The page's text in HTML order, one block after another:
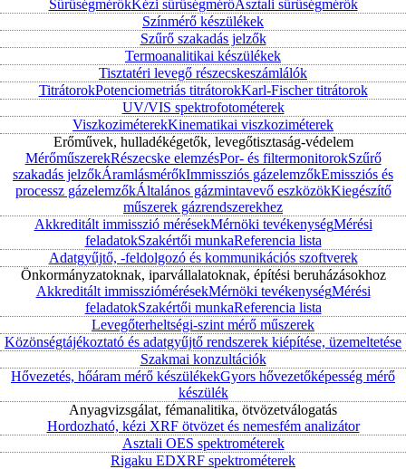
SűrűségmérőkKézi sűrűségmérőAsztali sűrűségmérők
Színmérő készülékek
Szűrő szakadás jelzők
Termoanalitikai készülékek
Tisztatéri levegő részecskeszámlálók
TitrátorokPotenciometriás titrátorokKarl-Fischer titrátorok
UV/VIS spektrofotométerek
ViszkoziméterekKinematikai viszkoziméterek
Erőművek, hulladékégetők, levegőtisztaság-védelem
MérőműszerekRészecske elemzésPor- és filtermonitorokSzűrő
szakadás jelzőkÁramlásmérőkImmissziós gázelemzőkEmissziós és
processz gázelemzőkÁltalános gázmintavevő eszközökKiegészítő
műszerek gázrendszerekhez
Akkreditált immisszió mérésekMérnöki tevékenységMérési
feladatokSzakértői munkaReferencia lista
Adatgyűjtő, -feldolgozó és kommunikációs szoftverek
Önkormányzatoknak, iparvállalatoknak, építési beruházásokhoz
Akkreditált immissziómérésekMérnöki tevékenységMérési
feladatokSzakértői munkaReferencia lista
Levegőterheltségi-szint mérő műszerek
Közönségtájékoztató és adatgyűjtő rendszerek kiépítése, üzemeltetése
Szakmai konzultációk
Hővezetés, hőáram mérő készülékekGyors hővezetőképesség mérő
készülék
Anyagvizsgálat, fémanalitika, ötvözetválogatás
Hordozható, kézi XRF ötvözet és nemesfém analizátor
Asztali OES spektrométerek
Rigaku EDXRF spektrométerek